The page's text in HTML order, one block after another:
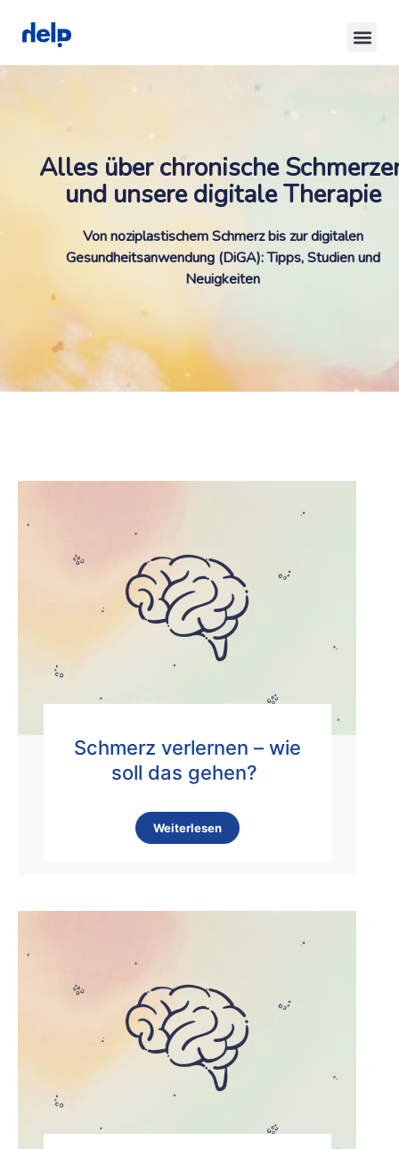
Alles über chronische
und unsere digitale Therapie
Von noziplastischem Schmerz bis zur digitalen
Gesundheitsanwendung (DiGA): Tipps, Studien und
Neuigkeiten
Schmerz verlernen – wie
soll das gehen?
Weiterlesen